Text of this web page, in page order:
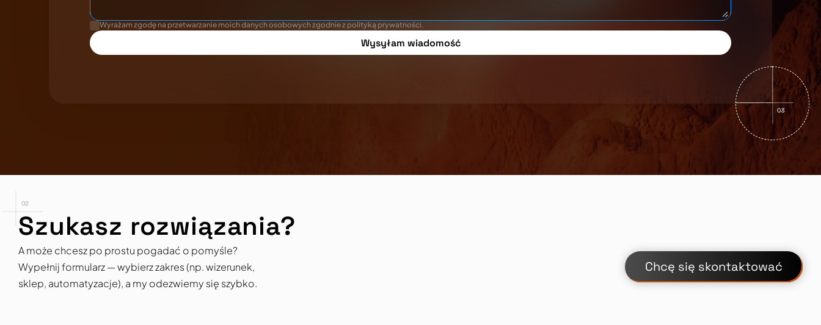
Wyrażam zgodę na przetwarzanie moich danych osobowych zgodnie z polityką prywatności.
Wysyłam wiadomość
Szukasz rozwiązania?
A może chcesz po prostu pogadać o pomyśle?
Wypełnij formularz — wybierz zakres (np. wizerunek,
sklep, automatyzacje), a my odezwiemy się szybko.
Chcę się skontaktować
02